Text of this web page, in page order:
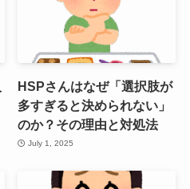
HSPさんはなぜ「選択肢が
多すぎると決められない」
のか？その理由と対処法
July 1, 2025